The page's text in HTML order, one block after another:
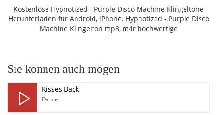
Kostenlose Hypnotized - Purple Disco Machine Klingeltöne
Herunterladen für Android, iPhone. Hypnotized - Purple Disco
Machine Klingelton mp3, m4r hochwertige
Sie können auch mögen
Kisses Back
Dance